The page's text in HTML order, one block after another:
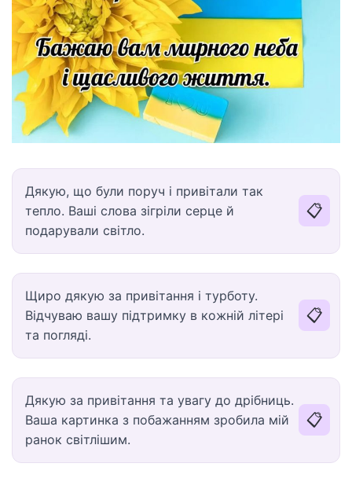
Дякую, що були поруч і привітали так
тепло. Ваші слова зігріли серце й
подарували світло.
📋
Щиро дякую за привітання і турботу.
Відчуваю вашу підтримку в кожній літері
та погляді.
📋
Дякую за привітання та увагу до дрібниць.
Ваша картинка з побажанням зробила мій
ранок світлішим.
📋